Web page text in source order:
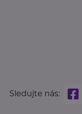
Sledujte nás: